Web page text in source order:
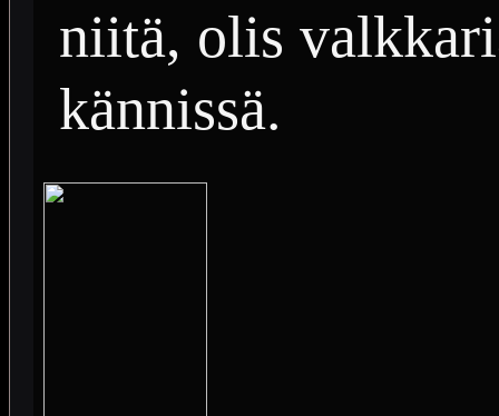
niitä, olis
kännissä.